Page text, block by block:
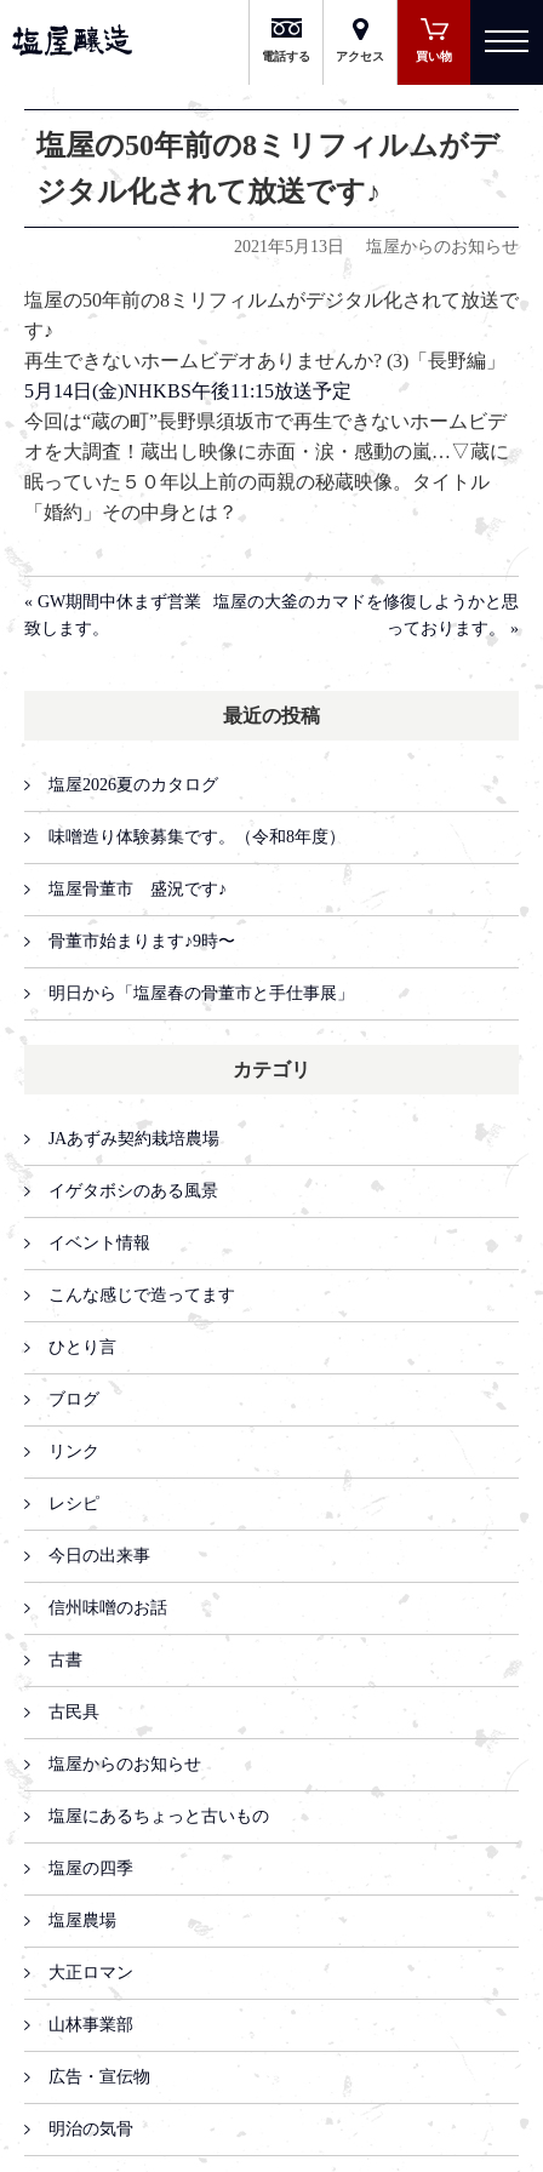
有限会社 塩屋醸造
電話する アクセス 買い物
塩屋の50年前の8ミリフィルムがデ
ジタル化されて放送です♪
2021年5月13日 塩屋からのお知らせ
塩屋の50年前の8ミリフィルムがデジタル化されて放送で
す♪
再生できないホームビデオありませんか? (3)「長野編」
5月14日(金)NHKBS午後11:15放送予定
今回は“蔵の町”長野県須坂市で再生できないホームビデ
オを大調査！蔵出し映像に赤面・涙・感動の嵐…▽蔵に
眠っていた５０年以上前の両親の秘蔵映像。タイトル
「婚約」その中身とは？
« GW期間中休まず営業
致します。
塩屋の大釜のカマドを修復しようかと思
っております。 »
最近の投稿
塩屋2026夏のカタログ
味噌造り体験募集です。（令和8年度）
塩屋骨董市 盛況です♪
骨董市始まります♪9時〜
明日から「塩屋春の骨董市と手仕事展」
カテゴリ
JAあずみ契約栽培農場
イゲタボシのある風景
イベント情報
こんな感じで造ってます
ひとり言
ブログ
リンク
レシピ
今日の出来事
信州味噌のお話
古書
古民具
塩屋からのお知らせ
塩屋にあるちょっと古いもの
塩屋の四季
塩屋農場
大正ロマン
山林事業部
広告・宣伝物
明治の気骨